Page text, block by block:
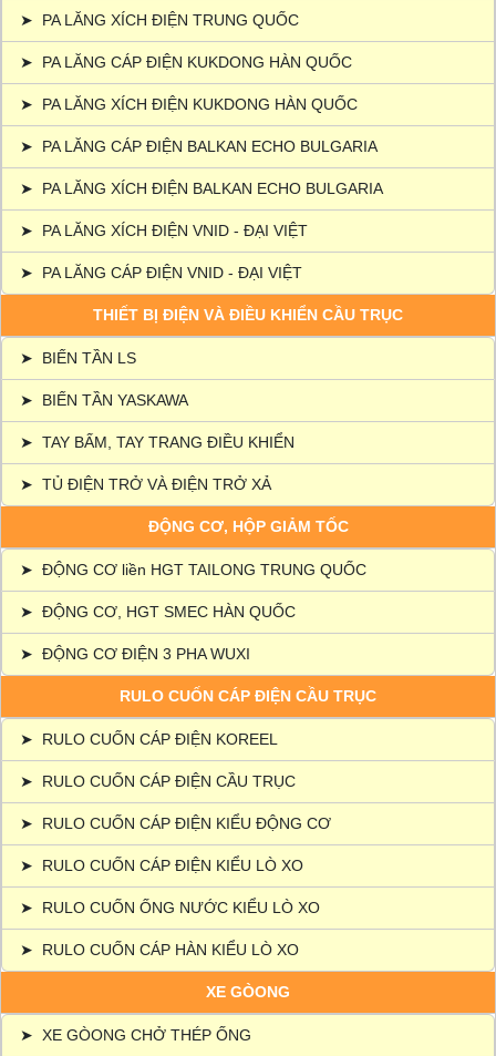
➤ PA LĂNG XÍCH ĐIỆN TRUNG QUỐC
➤ PA LĂNG CÁP ĐIỆN KUKDONG HÀN QUỐC
➤ PA LĂNG XÍCH ĐIỆN KUKDONG HÀN QUỐC
➤ PA LĂNG CÁP ĐIỆN BALKAN ECHO BULGARIA
➤ PA LĂNG XÍCH ĐIỆN BALKAN ECHO BULGARIA
➤ PA LĂNG XÍCH ĐIỆN VNID - ĐẠI VIỆT
➤ PA LĂNG CÁP ĐIỆN VNID - ĐẠI VIỆT
THIẾT BỊ ĐIỆN VÀ ĐIỀU KHIỂN CẦU TRỤC
➤ BIẾN TẦN LS
➤ BIẾN TẦN YASKAWA
➤ TAY BẤM, TAY TRANG ĐIỀU KHIỂN
➤ TỦ ĐIỆN TRỞ VÀ ĐIỆN TRỞ XẢ
ĐỘNG CƠ, HỘP GIẢM TỐC
➤ ĐỘNG CƠ liền HGT TAILONG TRUNG QUỐC
➤ ĐỘNG CƠ, HGT SMEC HÀN QUỐC
➤ ĐỘNG CƠ ĐIỆN 3 PHA WUXI
RULO CUỐN CÁP ĐIỆN CẦU TRỤC
➤ RULO CUỐN CÁP ĐIỆN KOREEL
➤ RULO CUỐN CÁP ĐIỆN CẦU TRỤC
➤ RULO CUỐN CÁP ĐIỆN KIỂU ĐỘNG CƠ
➤ RULO CUỐN CÁP ĐIỆN KIỂU LÒ XO
➤ RULO CUỐN ỐNG NƯỚC KIỂU LÒ XO
➤ RULO CUỐN CÁP HÀN KIỂU LÒ XO
XE GÒONG
➤ XE GÒONG CHỞ THÉP ỐNG